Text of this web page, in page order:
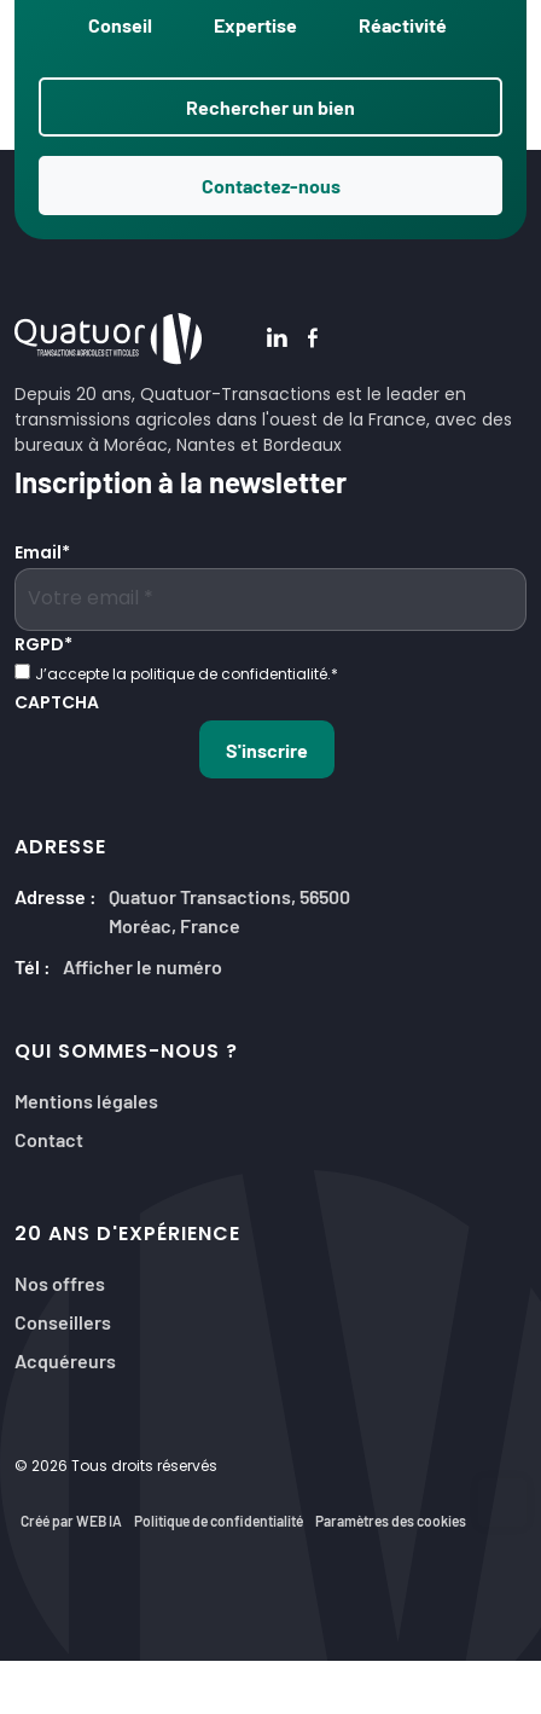
Conseil Expertise Réactivité
Rechercher un bien
Contactez-nous
Depuis 20 ans, Quatuor-Transactions est le leader en
transmissions agricoles dans l'ouest de la France, avec des
bureaux à Moréac, Nantes et Bordeaux
Inscription à la newsletter
Email*
RGPD*
J’accepte la politique de confidentialité.*
CAPTCHA
ADRESSE
Adresse : Quatuor Transactions, 56500
Moréac, France
Tél :
Afficher le numéro
QUI SOMMES-NOUS ?
Mentions légales
Contact
20 ANS D'EXPÉRIENCE
Nos offres
Conseillers
Acquéreurs
© 2026 Tous droits réservés
Créé par WEB IA Politique de confidentialité Paramètres des cookies